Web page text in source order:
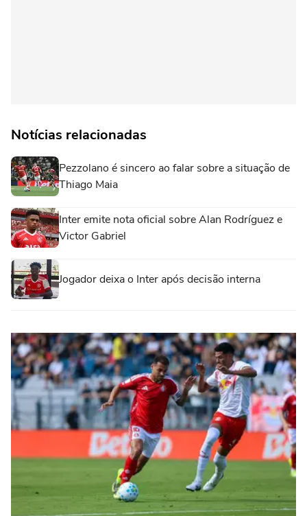
Notícias relacionadas
Pezzolano é sincero ao falar sobre a situação de
Thiago Maia
Inter emite nota oficial sobre Alan Rodríguez e
Victor Gabriel
Jogador deixa o Inter após decisão interna